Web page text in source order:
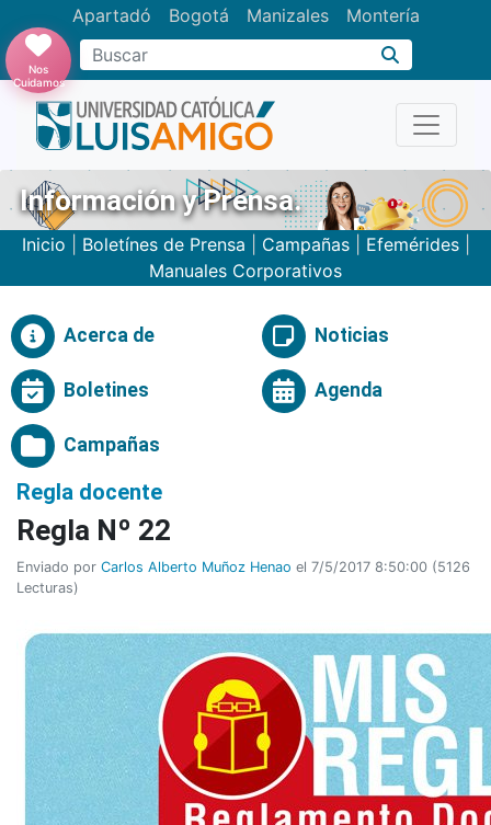
Apartadó Bogotá Manizales Montería
Buscar
Nos
Cuidamos
Información y Prensa.
Inicio Boletínes de Prensa Campañas| Efemérides|
Manuales Corporativos
Acerca de Noticias
Boletines Agenda
Campañas
Regla docente
Regla Nº 22
Enviado por Carlos Alberto Muñoz Henao el 7/5/2017 8:50:00 (5126
Lecturas)